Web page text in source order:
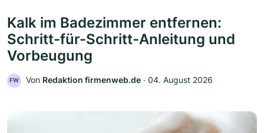
Kalk im Badezimmer entfernen:
Schritt-für-Schritt-Anleitung und
Vorbeugung
FW Von Redaktion firmenweb.de ‧ 04. August 2026